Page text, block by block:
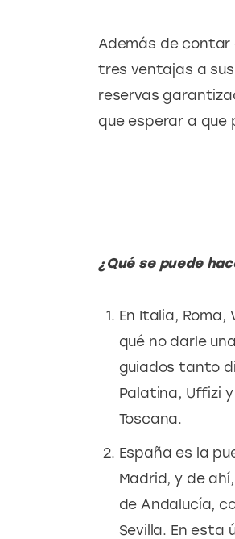
Además de
tres ventajas a
reservas
que esperar a que
¿Qué se puede
En Italia,
qué no darle
guiados tanto
Palatina, Uffizi
Toscana.
España es la
Madrid, y de
de Andalucía,
Sevilla. En esta